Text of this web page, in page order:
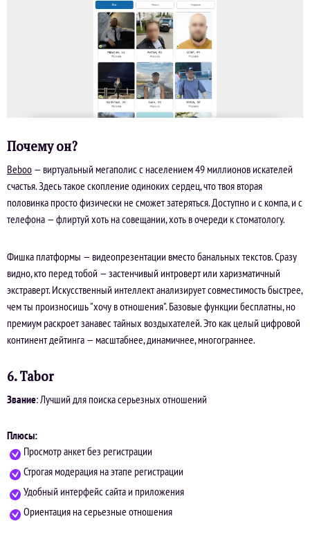
Почему он?
Beboo — виртуальный мегаполис с населением 49 миллионов искателей
счастья. Здесь такое скопление одиноких сердец, что твоя вторая
половинка просто физически не сможет затеряться. Доступно и с компа, и с
телефона — флиртуй хоть на совещании, хоть в очереди к стоматологу.
Фишка платформы — видеопрезентации вместо банальных текстов. Сразу
видно, кто перед тобой — застенчивый интроверт или харизматичный
экстраверт. Искусственный интеллект анализирует совместимость быстрее,
чем ты произносишь "хочу в отношения". Базовые функции бесплатны, но
премиум раскроет занавес тайных воздыхателей. Это как целый цифровой
континент дейтинга — масштабнее, динамичнее, многограннее.
6. Tabor
Звание: Лучший для поиска серьезных отношений
Плюсы:
Просмотр анкет без регистрации
Строгая модерация на этапе регистрации
Удобный интерфейс сайта и приложения
Ориентация на серьезные отношения